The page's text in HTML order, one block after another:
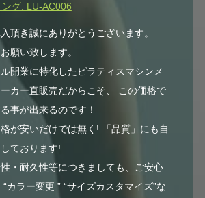
グ: LU-AC006
頂き誠にありがとうございます。
願い致します。
開業に特化したピラティスマシンメ
カー直販売だからこそ、 この価格で
事が出来るのです！
が安いだけでは無く! 「品質」にも自
ております!
・耐久性等につきましても、ご安心
カラー変更 ” “サイズカスタマイズ”な